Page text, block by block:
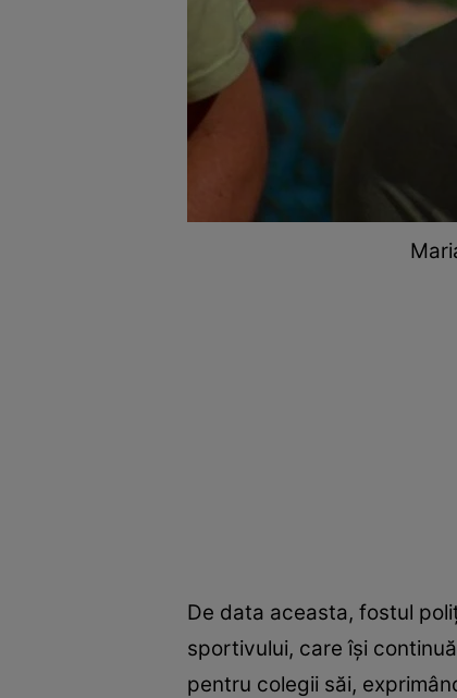
De data aceasta, fostul
sportivului, care își
pentru colegii săi,